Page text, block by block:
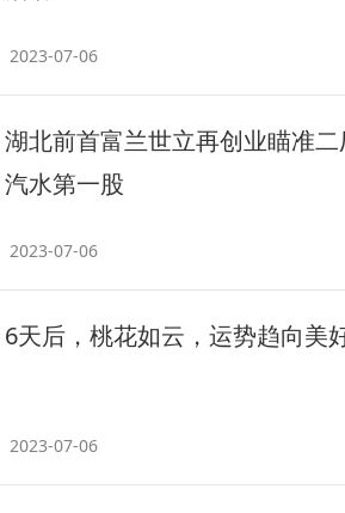
2023-07-06
湖北前首富兰世立再创业瞄准
汽水第一股
2023-07-06
6天后，桃花如云，运势趋向美
2023-07-06